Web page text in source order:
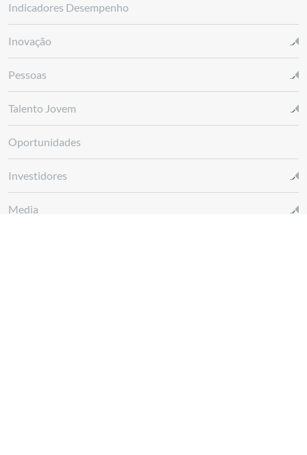
Indicadores Desempenho
Inovação
Pessoas
Talento Jovem
Oportunidades
Investidores
Media